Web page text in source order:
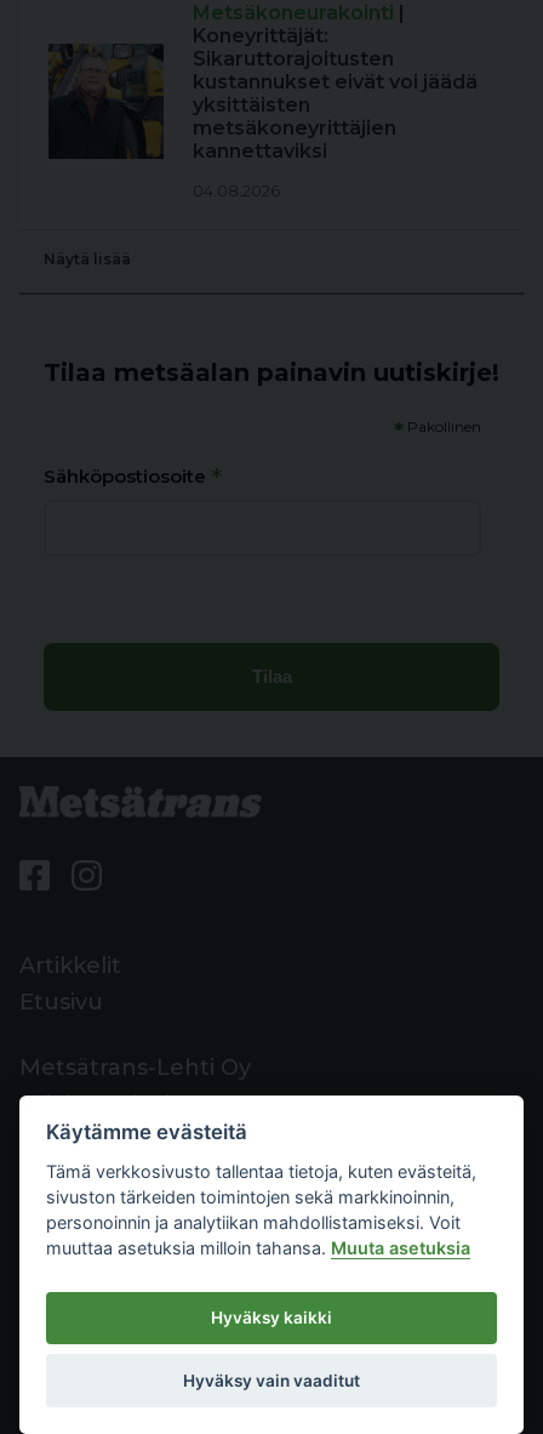
Metsäkoneurakointi |
Koneyrittäjät:
Sikaruttorajoitusten
kustannukset eivät voi jäädä
yksittäisten
metsäkoneyrittäjien
kannettaviksi
04.08.2026
Näytä lisää
Tilaa metsäalan painavin uutiskirje!
* Pakollinen
Sähköpostiosoite *
Artikkelit
Etusivu
Metsätrans-Lehti Oy
Asiakaspalvelu
Yhteystiedot
Palaute
Mediakortti
Metsätrans-Lehti Oy
2026
Tietosuoja
Käytämme evästeitä
Tämä verkkosivusto tallentaa tietoja, kuten evästeitä,
sivuston tärkeiden toimintojen sekä markkinoinnin,
personoinnin ja analytiikan mahdollistamiseksi. Voit
muuttaa asetuksia milloin tahansa. Muuta asetuksia
Hyväksy kaikki
Hyväksy vain vaaditut